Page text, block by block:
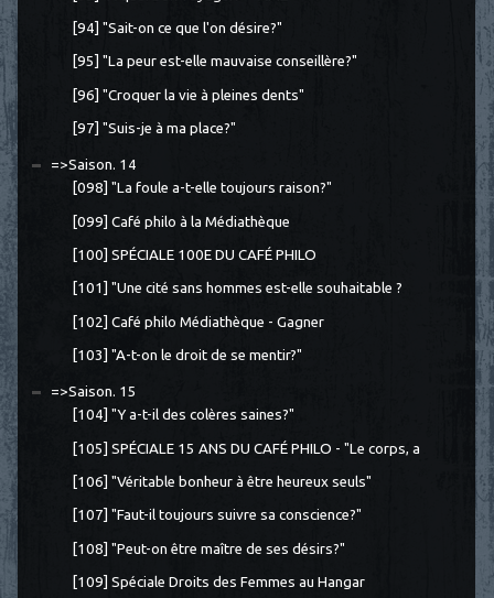
[94] "Sait-on ce que l'on désire?"
[95] "La peur est-elle mauvaise conseillère?"
[96] "Croquer la vie à pleines dents"
[97] "Suis-je à ma place?"
=>Saison. 14
[098] "La foule a-t-elle toujours raison?"
[099] Café philo à la Médiathèque
[100] SPÉCIALE 100E DU CAFÉ PHILO
[101] "Une cité sans hommes est-elle souhaitable ?
[102] Café philo Médiathèque - Gagner
[103] "A-t-on le droit de se mentir?"
=>Saison. 15
[104] "Y a-t-il des colères saines?"
[105] SPÉCIALE 15 ANS DU CAFÉ PHILO - "Le corps, a
[106] "Véritable bonheur à être heureux seuls"
[107] "Faut-il toujours suivre sa conscience?"
[108] "Peut-on être maître de ses désirs?"
[109] Spéciale Droits des Femmes au Hangar